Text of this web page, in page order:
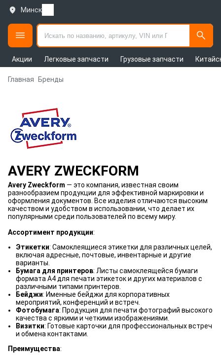
Минск
Акции Легковые запчасти Грузовые запчасти
Главная Бренды
AVERY ZWECKFORM
Avery Zweckform — это компания, известная своим
разнообразием продукции для эффективной маркировки и
оформления документов. Все изделия отличаются высоким
качеством и удобством в использовании, что делает их
популярными среди пользователей по всему миру.
Ассортимент продукции:
Этикетки: Самоклеящиеся этикетки для различных целей,
включая адресные, почтовые, инвентарные и другие
варианты.
Бумага для принтеров: Листы самоклеящейся бумаги
формата A4 для печати этикеток и других материалов с
различными типами принтеров.
Бейджи: Именные бейджи для корпоративных
мероприятий, конференций и встреч.
Фотобумага: Продукция для печати фотографий высокого
качества с яркими и четкими изображениями.
Визитки: Готовые карточки для профессиональных встреч
и обмена контактами.
Преимущества: